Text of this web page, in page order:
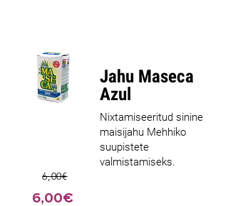
Jahu Maseca
Azul
Nixtamiseeritud sinine
maisijahu Mehhiko
suupistete
valmistamiseks.
6,00€
6,00€